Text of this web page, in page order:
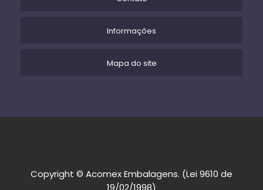
Informações
Mapa do site
Copyright © Acomex Embalagens. (Lei 9610 de
19/02/1998)